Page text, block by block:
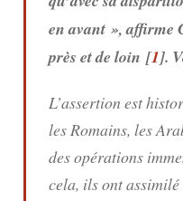
en avant », affirme
près et de loin [1].
L’assertion est
les Romains, les
des opérations
cela, ils ont